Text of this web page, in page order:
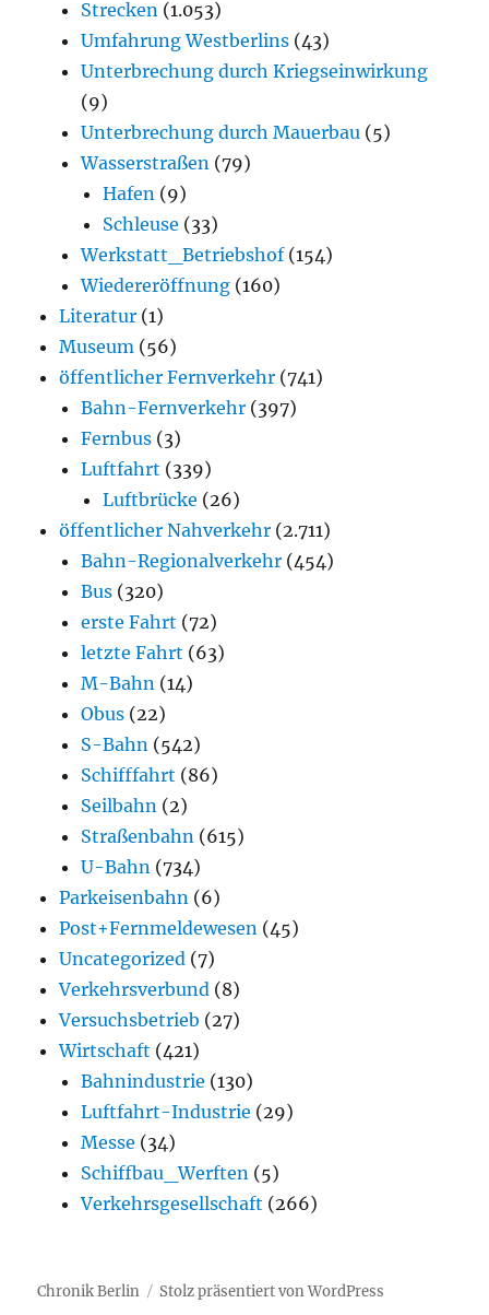
Strecken (1.053)
Umfahrung Westberlins (43)
Unterbrechung durch Kriegseinwirkung
(9)
Unterbrechung durch Mauerbau (5)
Wasserstraßen (79)
Hafen (9)
Schleuse (33)
Werkstatt_Betriebshof(154)
Wiedereröffnung (160)
Literatur (1)
Museum (56)
öffentlicher Fernverkehr (741)
Bahn-Fernverkehr (397)
Fernbus (3)
Luftfahrt (339)
Luftbrücke (26)
öffentlicher Nahverkehr (2.711)
Bahn-Regionalverkehr (454)
Bus (320)
erste Fahrt (72)
letzte Fahrt (63)
M-Bahn (14)
Obus (22)
S-Bahn (542)
Schifffahrt (86)
Seilbahn (2)
Straßenbahn (615)
U-Bahn (734)
Parkeisenbahn (6)
Post+Fernmeldewesen (45)
Uncategorized (7)
Verkehrsverbund (8)
Versuchsbetrieb (27)
Wirtschaft (421)
Bahnindustrie (130)
Luftfahrt-Industrie (29)
Messe (34)
Schiffbau_Werften (5)
Verkehrsgesellschaft (266)
Chronik Berlin Stolz präsentiert von WordPress